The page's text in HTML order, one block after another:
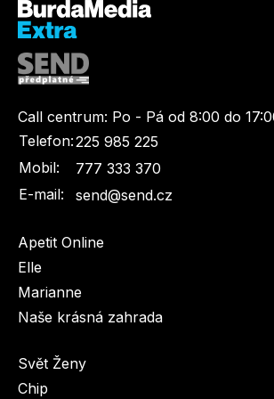
Call centrum: Po - Pá od 8:00 do
Telefon:225 985 225
Mobil:
777 333 370
E-mail:
send@send.cz
Apetit Online
Elle
Marianne
Naše krásná zahrada
Svět Ženy
Chip